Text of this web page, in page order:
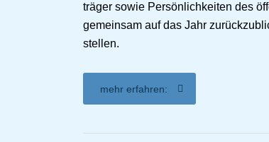
träger sowie Persönlichkeiten des
gemeinsam auf das Jahr
stellen.
mehr erfahren: